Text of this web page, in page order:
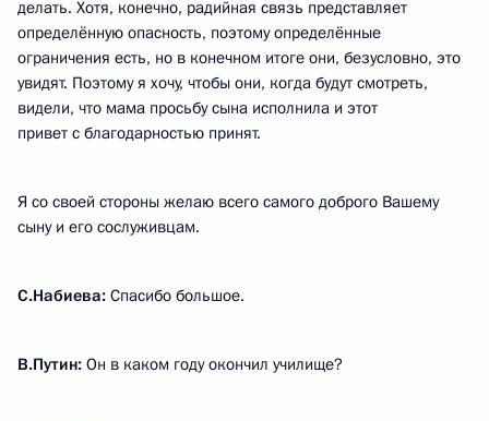
делать. Хотя, конечно, радийная связь представляет
определённую опасность, поэтому определённые
ограничения есть, но в конечном итоге они, безусловно, это
увидят. Поэтому я хочу, чтобы они, когда будут смотреть,
видели, что мама просьбу сына исполнила и этот
привет с благодарностью принят.
Я со своей стороны желаю всего самого доброго Вашему
сыну и его сослуживцам.
С.Набиева: Спасибо большое.
В.Путин: Он в каком году окончил училище?